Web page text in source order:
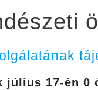
17-én 0